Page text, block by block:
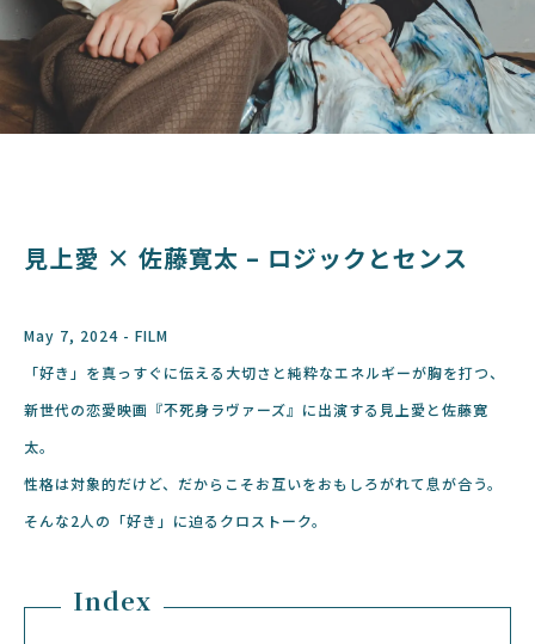
見上愛 × 佐藤寛太 – ロジックとセンス
May 7, 2024 - FILM
「好き」を真っすぐに伝える大切さと純粋なエネルギーが胸を打つ、
新世代の恋愛映画『不死身ラヴァーズ』に出演する見上愛と佐藤寛
太。
性格は対象的だけど、だからこそお互いをおもしろがれて息が合う。
そんな2人の「好き」に迫るクロストーク。
Index